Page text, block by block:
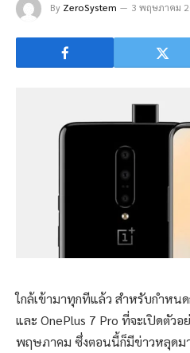
By ZeroSystem 3 พฤษภาคม
ใกล้เข้ามาทุกทีแล้ว สำหรับกำหน
และ OnePlus 7 Pro ที่จะเปิดตัว
พฤษภาคม ซึ่งตอนนี้ก็มีข่าวหลุดม